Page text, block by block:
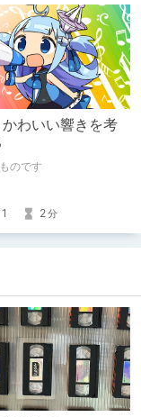
わいい響きを考
のです
1 2分